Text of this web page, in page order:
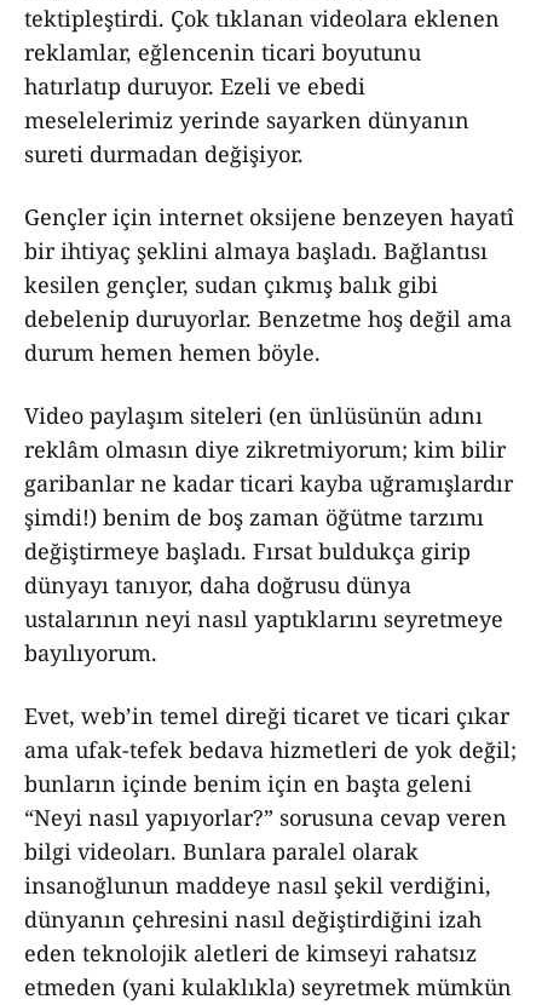
tektipleştirdi. Çok tıklanan videolara eklenen
reklamlar, eğlencenin ticari boyutunu
hatırlatıp duruyor. Ezeli ve ebedi
meselelerimiz yerinde sayarken dünyanın
sureti durmadan değişiyor.
Gençler için internet oksijene benzeyen hayatî
bir ihtiyaç şeklini almaya başladı. Bağlantısı
kesilen gençler, sudan çıkmış balık gibi
debelenip duruyorlar. Benzetme hoş değil ama
durum hemen hemen böyle.
Video paylaşım siteleri (en ünlüsünün adını
reklâm olmasın diye zikretmiyorum; kim bilir
garibanlar ne kadar ticari kayba uğramışlardır
şimdi!) benim de boş zaman öğütme tarzımı
değiştirmeye başladı. Fırsat buldukça girip
dünyayı tanıyor, daha doğrusu dünya
ustalarının neyi nasıl yaptıklarını seyretmeye
bayılıyorum.
Evet, web’in temel direği ticaret ve ticari çıkar
ama ufak-tefek bedava hizmetleri de yok değil;
bunların içinde benim için en başta geleni
“Neyi nasıl yapıyorlar?” sorusuna cevap veren
bilgi videoları. Bunlara paralel olarak
insanoğlunun maddeye nasıl şekil verdiğini,
dünyanın çehresini nasıl değiştirdiğini izah
eden teknolojik aletleri de kimseyi rahatsız
etmeden (yani kulaklıkla) seyretmek mümkün